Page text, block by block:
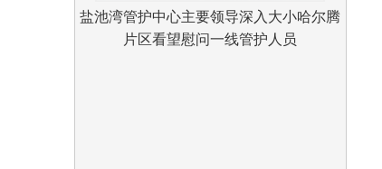
盐池湾管护中心主要领导深入大小哈尔腾
片区看望慰问一线管护人员